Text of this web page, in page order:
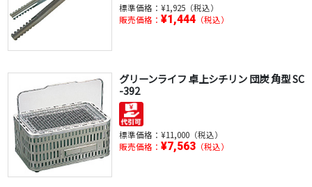
標準価格： ¥1,925（税込）
販売価格： ¥1,444（税込）
グリーンライフ 卓上シチリン 団炭 角型 SC
-392
標準価格： ¥11,000（税込）
販売価格： ¥7,563（税込）